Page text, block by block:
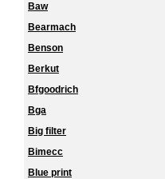
Baw
Bearmach
Benson
Berkut
Bfgoodrich
Bga
Big filter
Bimecc
Blue print